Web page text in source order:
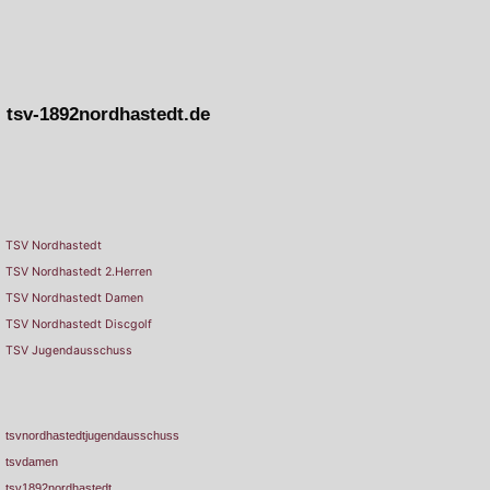
tsv-1892nordhastedt.de
TSV Nordhastedt
TSV Nordhastedt 2.Herren
TSV Nordhastedt Damen
TSV Nordhastedt Discgolf
TSV Jugendausschuss
tsvnordhastedtjugendausschuss
tsvdamen